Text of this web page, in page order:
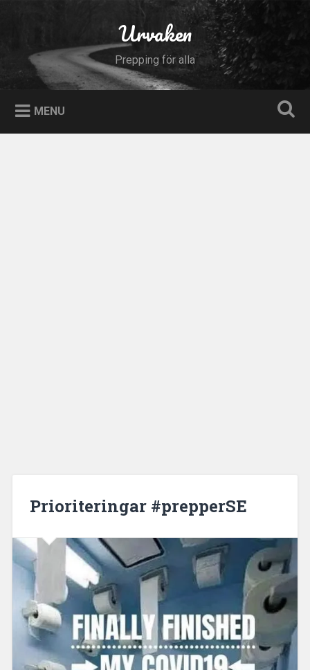
Urvaken
Prepping för alla
MENU
Prioriteringar #prepperSE